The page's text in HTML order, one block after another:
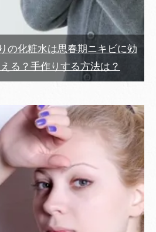
の化粧水は思春期ニキビに効
る？手作りする方法は？